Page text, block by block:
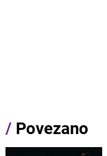
/ Povezano